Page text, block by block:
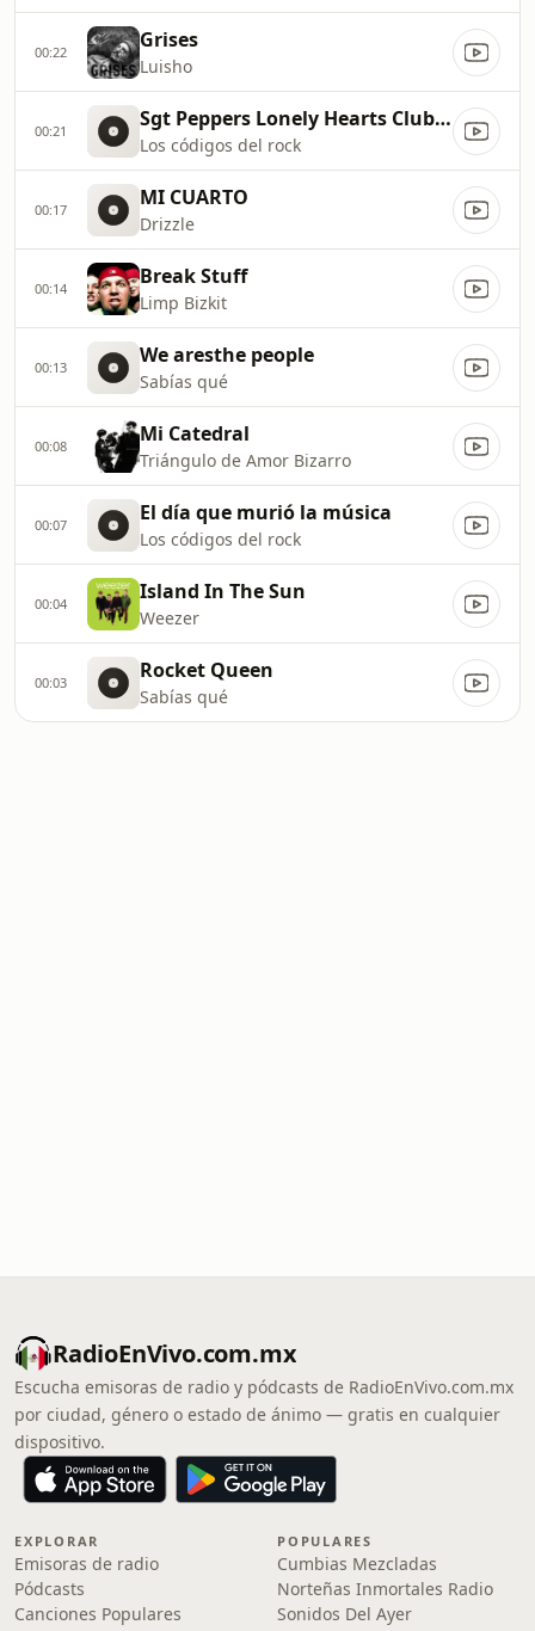
00:22 Grises
Luisho
00:21 Sgt Peppers Lonely Hearts Club Band
Los códigos del rock
00:17 MI CUARTO
Drizzle
00:14 Break Stuff
Limp Bizkit
00:13 We aresthe people
Sabías qué
00:08 Mi Catedral
Triángulo de Amor Bizarro
00:07 El día que murió la música
Los códigos del rock
00:04 Island In The Sun
Weezer
00:03 Rocket Queen
Sabías qué
RadioEnVivo.com.mx
Escucha emisoras de radio y pódcasts de RadioEnVivo.com.mx
por ciudad, género o estado de ánimo — gratis en cualquier
dispositivo.
EXPLORAR
Emisoras de radio
Pódcasts
Canciones Populares
POPULARES
Cumbias Mezcladas
Norteñas Inmortales Radio
Sonidos Del Ayer